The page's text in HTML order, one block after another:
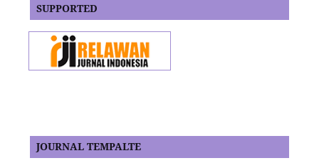
SUPPORTED
JOURNAL TEMPALTE